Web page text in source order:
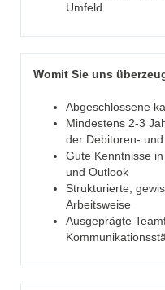
Umfeld
Womit Sie uns
Abgeschlossene
Mindestens 2-3
der Debitoren-
Gute Kenntnisse
und Outlook
Strukturierte,
Arbeitsweise
Ausgeprägte